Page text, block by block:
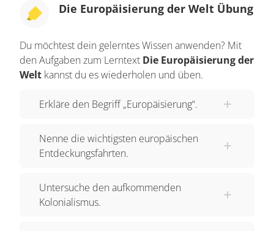
Die Europäisierung der Welt Übung
Du möchtest dein gelerntes Wissen anwenden? Mit
den Aufgaben zum Lerntext Die Europäisierung der
Welt kannst du es wiederholen und üben.
Erkläre den Begriff „Europäisierung“.
Nenne die wichtigsten europäischen
Entdeckungsfahrten.
Untersuche den aufkommenden
Kolonialismus.